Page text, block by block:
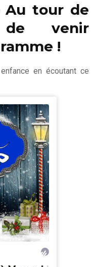
Au tour de
de venir
!
en écoutant ce